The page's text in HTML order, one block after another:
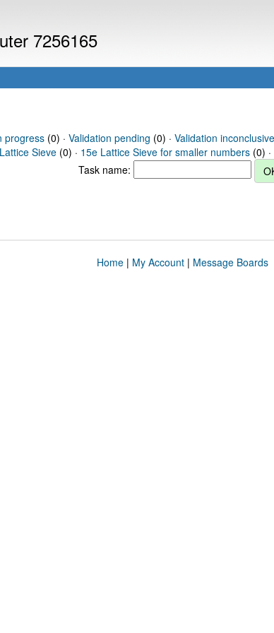
7256165
progress(0) · Validation pending (0) · Validation inconclusive
Sieve (0) · 15e Lattice Sieve for smaller numbers (0) ·
Task name:
Home| My Account| Message Boards